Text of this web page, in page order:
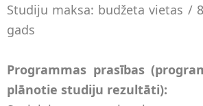
Studiju maksa: budžeta vietas /
gads
Programmas prasības
plānotie studiju rezultāti):